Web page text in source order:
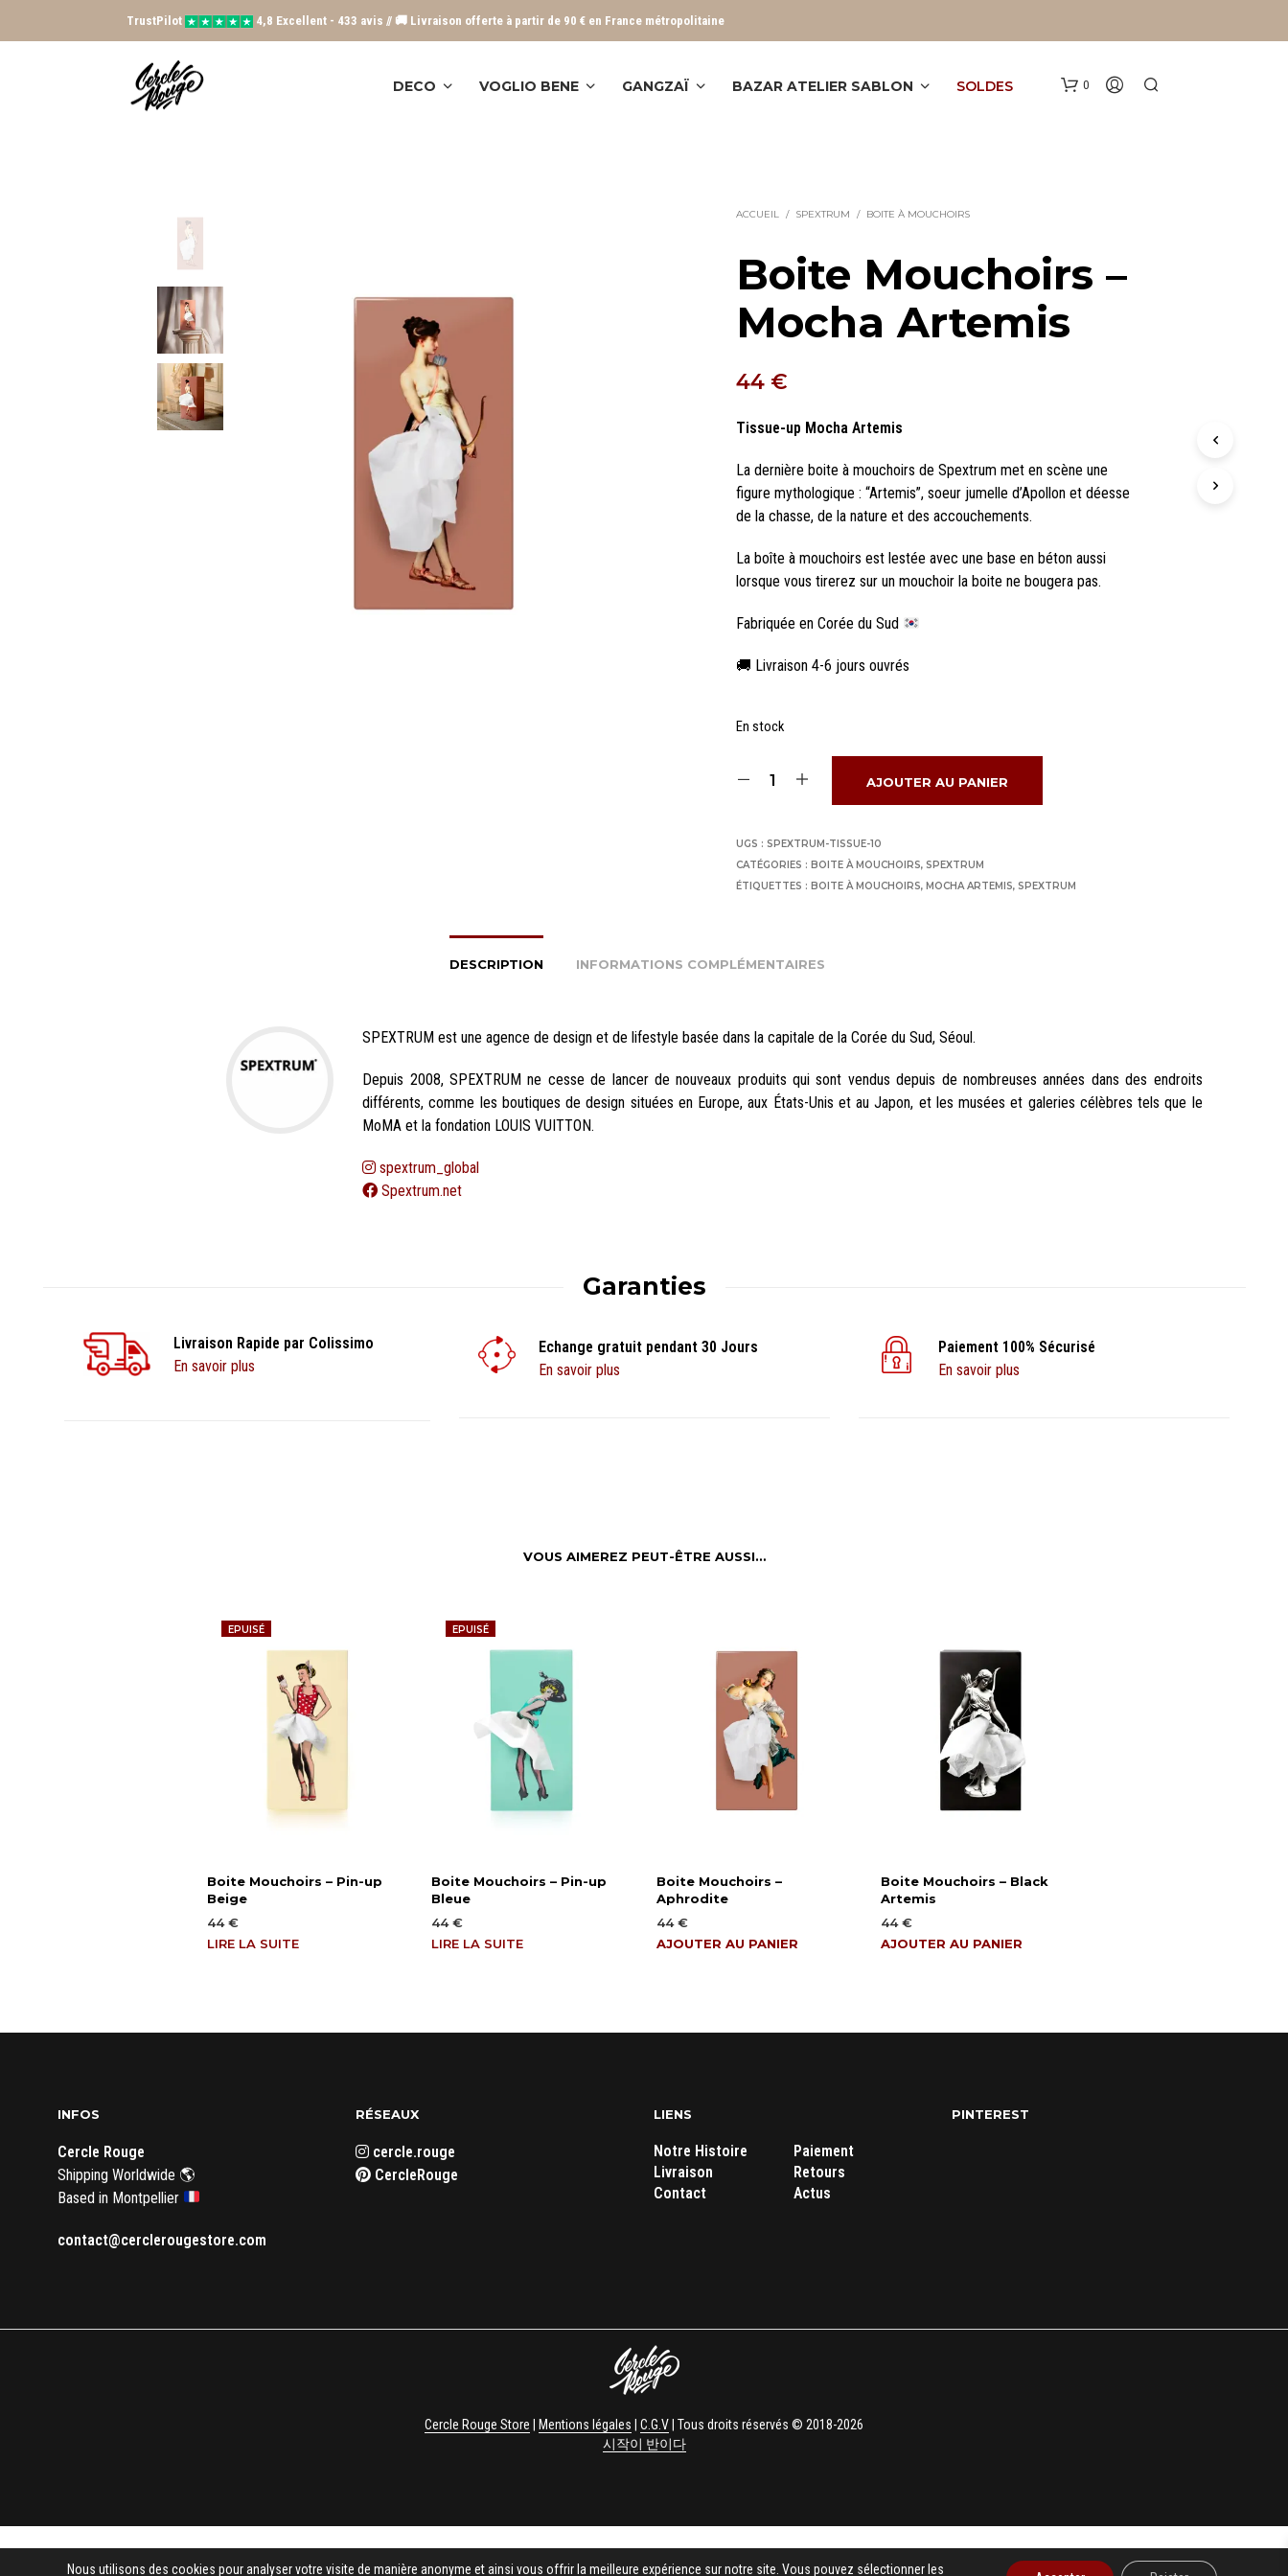
TrustPilot 4,8 Excellent - 433 avis // 🚚 Livraison offerte à partir de 90 € en France métropolitaine
DECO VOGLIO BENE GANGZAÏ BAZAR ATELIER SABLON SOLDES 0
R
ACCUEIL / SPEXTRUM / BOITE À MOUCHOIRS
Boite Mouchoirs –
Mocha Artemis
44 €
Tissue-up Mocha Artemis
La dernière boite à mouchoirs de Spextrum met en scène une
figure mythologique : “Artemis”, soeur jumelle d’Apollon et déesse
de la chasse, de la nature et des accouchements.
La boîte à mouchoirs est lestée avec une base en béton aussi
lorsque vous tirerez sur un mouchoir la boite ne bougera pas.
Fabriquée en Corée du Sud
🚚 Livraison 4-6 jours ouvrés
En stock
AJOUTER AU PANIER
UGS : SPEXTRUM-TISSUE-10
CATÉGORIES : BOITE À MOUCHOIRS, SPEXTRUM
ÉTIQUETTES : BOITE À MOUCHOIRS, MOCHA ARTEMIS, SPEXTRUM
DESCRIPTION INFORMATIONS COMPLÉMENTAIRES
SPEXTRUM est une agence de design et de lifestyle basée dans la capitale de la Corée du Sud, Séoul.
Depuis 2008, SPEXTRUM ne cesse de lancer de nouveaux produits qui sont vendus depuis de nombreuses années dans des endroits
différents, comme les boutiques de design situées en Europe, aux États-Unis et au Japon, et les musées et galeries célèbres tels que le
MoMA et la fondation LOUIS VUITTON.
spextrum_global
Spextrum.net
Garanties
Livraison Rapide par Colissimo
En savoir plus
Echange gratuit pendant 30 Jours
En savoir plus
Paiement 100% Sécurisé
En savoir plus
VOUS AIMEREZ PEUT-ÊTRE AUSSI…
EPUISÉ
Boite Mouchoirs – Pin-up
Beige
44€
LIRE LA SUITE
EPUISÉ
Boite Mouchoirs – Pin-up
Bleue
44€
LIRE LA SUITE
Boite Mouchoirs –
Aphrodite
44€
AJOUTER AU PANIER
Boite Mouchoirs – Black
Artemis
44€
AJOUTER AU PANIER
INFOS
Cercle Rouge
Shipping Worldwide 🌎
Based in Montpellier
contact@cerclerougestore.com
RÉSEAUX
cercle.rouge
CercleRouge
LIENS
Notre Histoire
Livraison
Contact
Paiement
Retours
Actus
PINTEREST
Cercle Rouge Store Mentions légales C.G.V | Tous droits réservés © 2018-2026
시작이 반이다
Nous utilisons des cookies pour analyser votre visite de manière anonyme et ainsi vous offrir la meilleure expérience sur notre site. Vous pouvez sélectionner les